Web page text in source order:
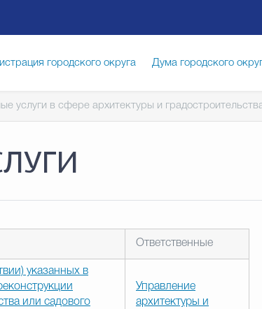
городского округа Дума городского
Счётная палата Городского округа
Градостроительство и землепользование
услуги в сфере архитектуры и
Ответственные
указанных в
или садового
Управление
архитектуры и